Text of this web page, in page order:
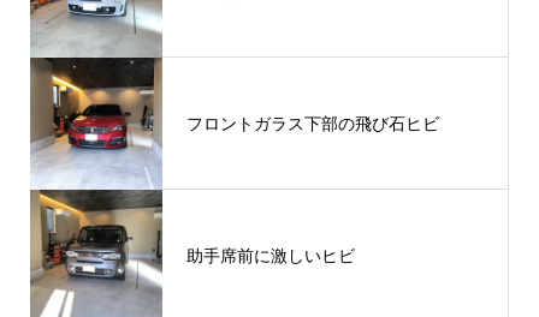
フロントガラス下部の飛び石ヒビ
助手席前に激しいヒビ